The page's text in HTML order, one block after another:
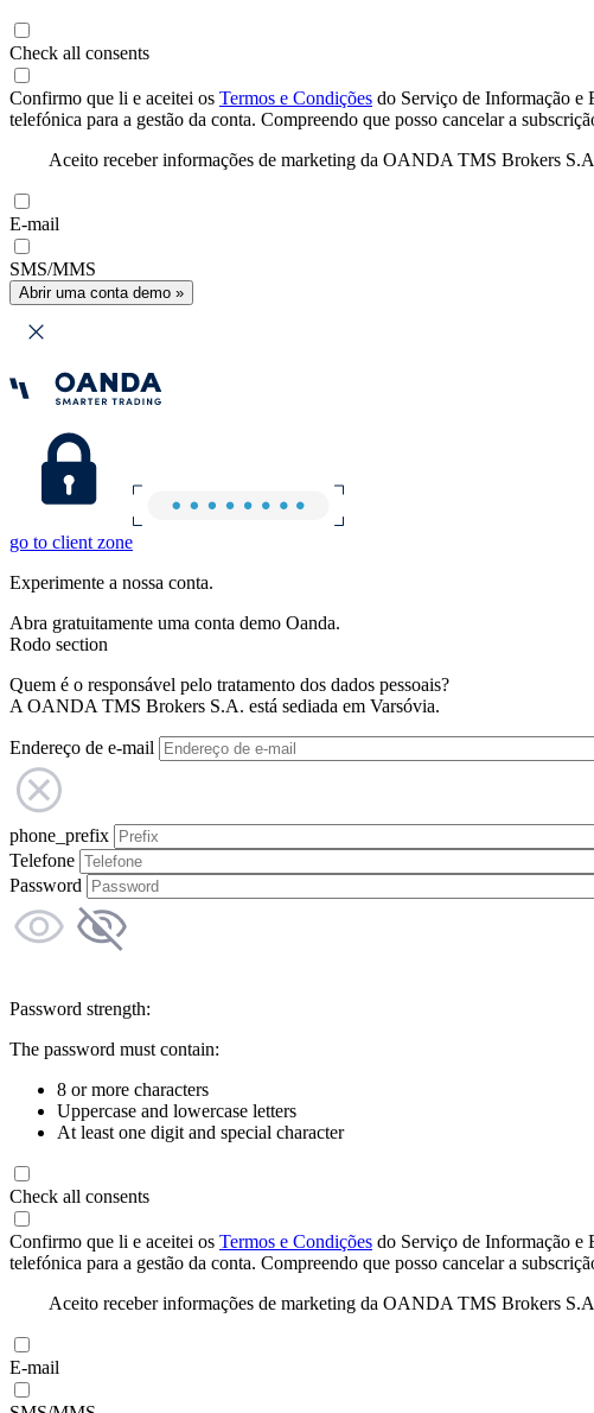
Check all consents
Confirmo que li e aceitei os Termos e Condições do Serviço de Informação e
telefónica para a gestão da conta. Compreendo que posso cancelar a
Aceito receber informações de marketing da OANDA TMS Brokers
E-mail
SMS/MMS
Abrir uma conta demo »
go to client zone
Experimente a nossa conta.
Abra gratuitamente uma conta demo Oanda.
Rodo section
Quem é o responsável pelo tratamento dos dados pessoais?
A OANDA TMS Brokers S.A. está sediada em Varsóvia.
Endereço de e-mail
phone_prefix
Telefone
Password
Password strength:
The password must contain:
8 or more characters
Uppercase and lowercase letters
At least one digit and special character
Check all consents
Confirmo que li e aceitei os Termos e Condições do Serviço de Informação e
telefónica para a gestão da conta. Compreendo que posso cancelar a
Aceito receber informações de marketing da OANDA TMS Brokers
E-mail